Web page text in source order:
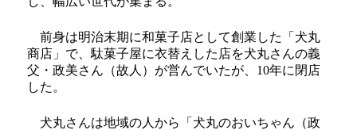
前身は明治末期に和菓子店として創業した「犬丸
商店」で、駄菓子屋に衣替えした店を犬丸さんの義
父・政美さん（故人）が営んでいたが、10年に閉店
した。
犬丸さんは地域の人から「犬丸のおいちゃん（政